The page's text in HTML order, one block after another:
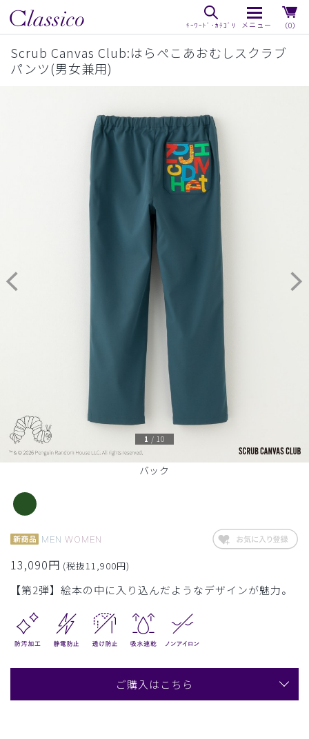
（0）
Scrub Canvas Club:はらぺこあおむしスクラブ
パンツ(男女兼用)
バック
1 / 10
MEN WOMEN
13,090円 (税抜11,900円)
【第2弾】絵本の中に入り込んだようなデザインが魅力。
ご購入はこちら